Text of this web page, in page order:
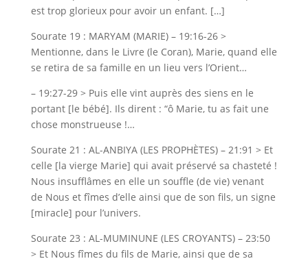
est trop glorieux pour avoir un enfant. […]
Sourate 19 : MARYAM (MARIE) – 19:16-26 >
Mentionne, dans le Livre (le Coran), Marie, quand elle
se retira de sa famille en un lieu vers l’Orient…
– 19:27-29 > Puis elle vint auprès des siens en le
portant [le bébé]. Ils dirent : “ô Marie, tu as fait une
chose monstrueuse !…
Sourate 21 : AL-ANBIYA (LES PROPHÈTES) – 21:91 > Et
celle [la vierge Marie] qui avait préservé sa chasteté !
Nous insufflâmes en elle un souffle (de vie) venant
de Nous et fîmes d’elle ainsi que de son fils, un signe
[miracle] pour l’univers.
Sourate 23 : AL-MUMINUNE (LES CROYANTS) – 23:50
> Et Nous fîmes du fils de Marie, ainsi que de sa